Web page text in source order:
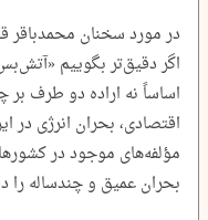
در مورد سخنان محمدباقر
اگر دقیق‌تر بگوییم
اساساً نه اراده دو طرف
اقتصادی، بحران انرژی در
مؤلفه‌های موجود در
بحران عمیق و چندساله را